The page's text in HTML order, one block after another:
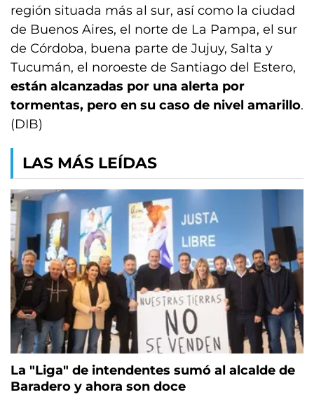
región situada más al sur, así como la ciudad
de Buenos Aires, el norte de La Pampa, el sur
de Córdoba, buena parte de Jujuy, Salta y
Tucumán, el noroeste de Santiago del Estero,
están alcanzadas por una alerta por
tormentas, pero en su caso de nivel amarillo.
(DIB)
LAS MÁS LEÍDAS
La "Liga" de intendentes sumó al alcalde de
Baradero y ahora son doce